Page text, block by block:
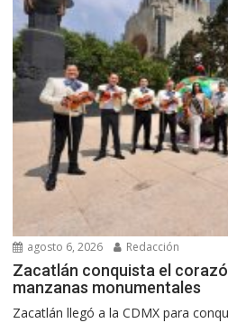
agosto 6, 2026 Redacción
Zacatlán conquista el
manzanas monumentales
Zacatlán llegó a la CDMX para